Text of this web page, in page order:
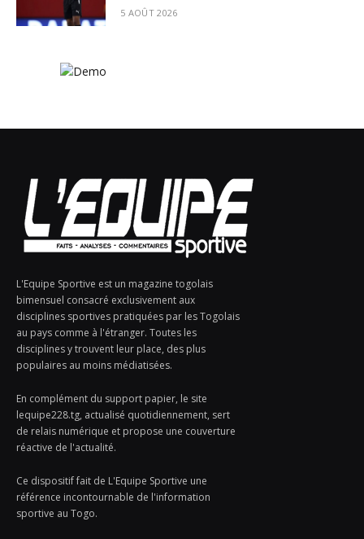
5 AOÛT 2026
L'Equipe Sportive est un magazine togolais
bimensuel consacré exclusivement aux
disciplines sportives pratiquées par les Togolais
au pays comme à l'étranger. Toutes les
disciplines y trouvent leur place, des plus
populaires au moins médiatisées.
En complément du support papier, le site
lequipe228.tg, actualisé quotidiennement, sert
de relais numérique et propose une couverture
réactive de l'actualité.
Ce dispositif fait de L'Equipe Sportive une
référence incontournable de l'information
sportive au Togo.